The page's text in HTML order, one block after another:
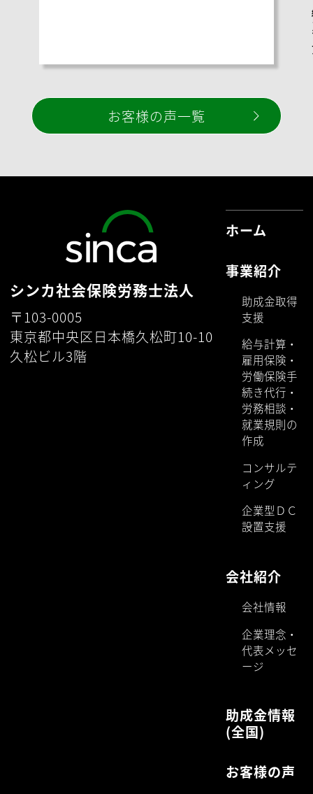
お客様の声一覧
シンカ社会保険労務士法人
〒103-0005
東京都中央区日本橋久松町10-10
久松ビル3階
ホーム
事業紹介
助成金取得
支援
給与計算・
雇用保険・
労働保険手
続き代行・
労務相談・
就業規則の
作成
コンサルテ
ィング
企業型ＤＣ
設置支援
会社紹介
会社情報
企業理念・
代表メッセ
ージ
助成金情報
(全国)
お客様の声